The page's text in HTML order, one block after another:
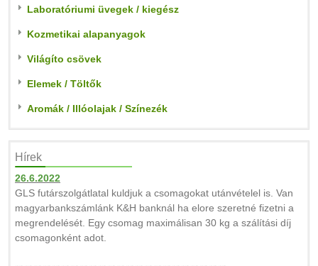
Laboratóriumi üvegek / kiegész
Kozmetikai alapanyagok
Világíto csövek
Elemek / Töltők
Aromák / Illóolajak / Színezék
Hírek
26.6.2022
GLS futárszolgátlatal kuldjuk a csomagokat utánvételel is. Van
magyarbankszámlánk K&H banknál ha elore szeretné fizetni a
megrendelését. Egy csomag maximálisan 30 kg a szálítási díj
csomagonként adot.